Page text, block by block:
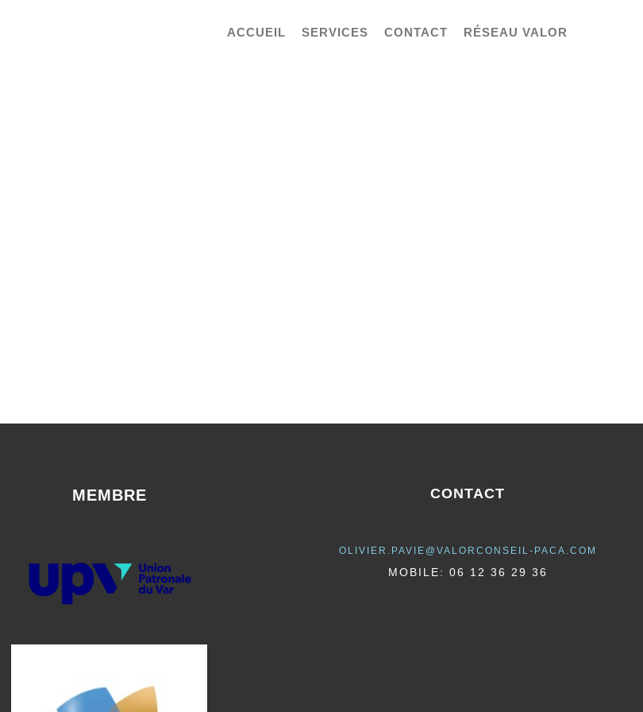
ACCUEIL SERVICES CONTACT RÉSEAU VALOR
MEMBRE CONTACT
OLIVIER.PAVIE@VALORCONSEIL-PACA.COM
MOBILE: 06 12 36 29 36